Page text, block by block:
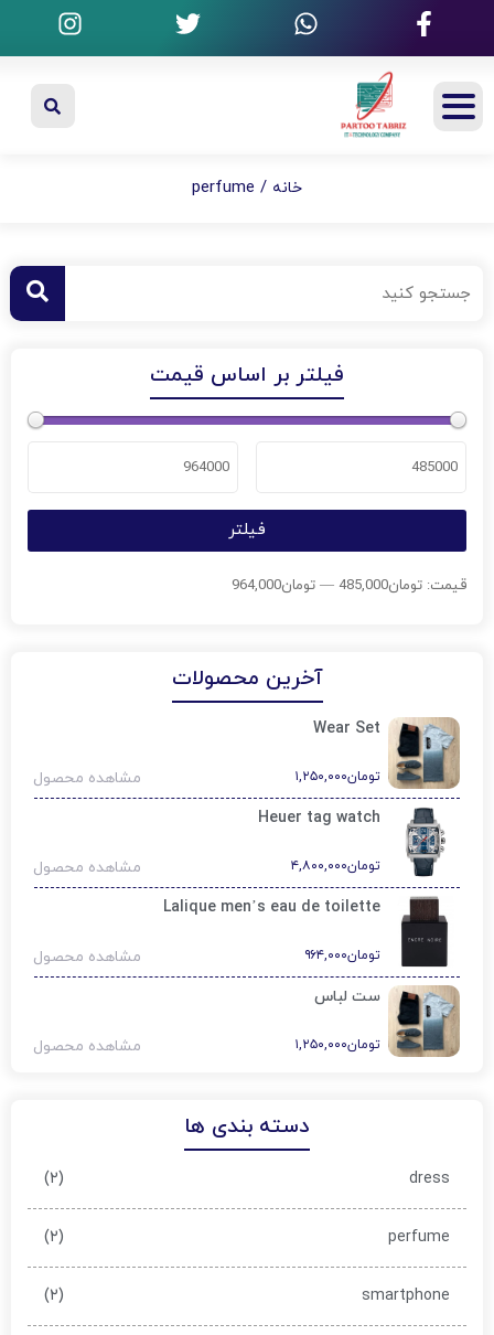
خانه / perfume
فیلتر بر اساس قیمت
فیلتر
قیمت: تومان485,000 — تومان964,000
آخرین محصولات
Wear Set
تومان۱,۲۵۰,۰۰۰
مشاهده محصول
Heuer tag watch
تومان۴,۸۰۰,۰۰۰
مشاهده محصول
Lalique men’s eau de toilette
تومان۹۶۴,۰۰۰
مشاهده محصول
ست لباس
تومان۱,۲۵۰,۰۰۰ مشاهده محصول
دسته بندی ها
dress (۲)
perfume (۲)
smartphone (۲)